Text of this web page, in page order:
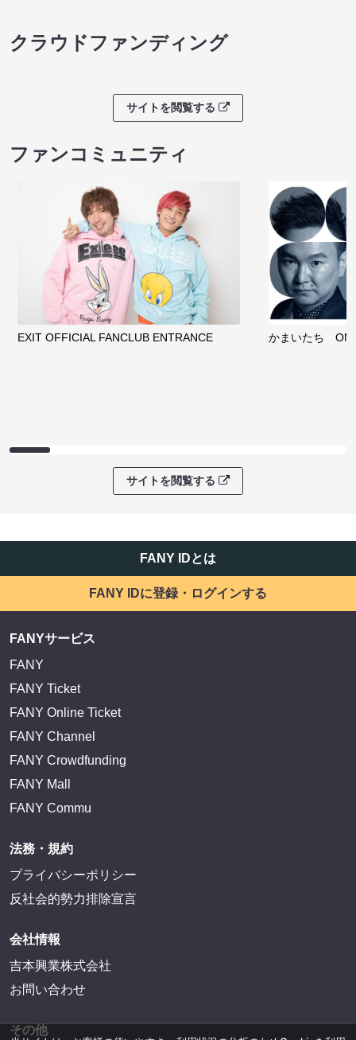
クラウドファンディング
サイトを閲覧する
ファンコミュニティ
EXIT OFFICIAL FANCLUB ENTRANCE かまいたち
サイトを閲覧する
FANY IDとは
FANY IDに登録・ログインする
FANYサービス
FANY
FANY Ticket
FANY Online Ticket
FANY Channel
FANY Crowdfunding
FANY Mall
FANY Commu
法務・規約
プライバシーポリシー
反社会的勢力排除宣言
会社情報
吉本興業株式会社
お問い合わせ
その他